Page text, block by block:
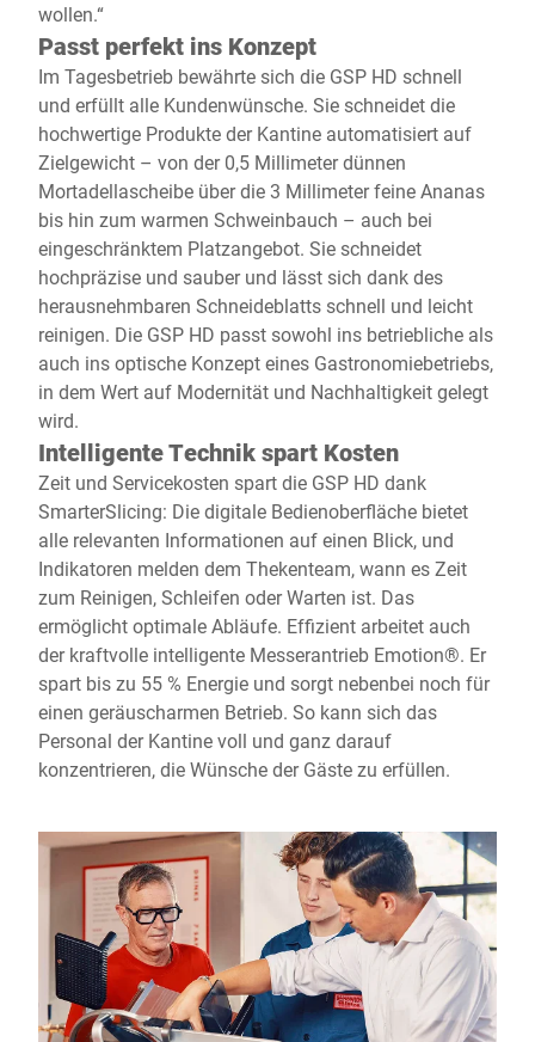
wollen.“
Passt perfekt ins Konzept
Im Tagesbetrieb bewährte sich die GSP HD schnell
und erfüllt alle Kundenwünsche. Sie schneidet die
hochwertige Produkte der Kantine automatisiert auf
Zielgewicht – von der 0,5 Millimeter dünnen
Mortadellascheibe über die 3 Millimeter feine Ananas
bis hin zum warmen Schweinbauch – auch bei
eingeschränktem Platzangebot. Sie schneidet
hochpräzise und sauber und lässt sich dank des
herausnehmbaren Schneideblatts schnell und leicht
reinigen. Die GSP HD passt sowohl ins betriebliche als
auch ins optische Konzept eines Gastronomiebetriebs,
in dem Wert auf Modernität und Nachhaltigkeit gelegt
wird.
Intelligente Technik spart Kosten
Zeit und Servicekosten spart die GSP HD dank
SmarterSlicing: Die digitale Bedienoberfläche bietet
alle relevanten Informationen auf einen Blick, und
Indikatoren melden dem Thekenteam, wann es Zeit
zum Reinigen, Schleifen oder Warten ist. Das
ermöglicht optimale Abläufe. Effizient arbeitet auch
der kraftvolle intelligente Messerantrieb Emotion®. Er
spart bis zu 55 % Energie und sorgt nebenbei noch für
einen geräuscharmen Betrieb. So kann sich das
Personal der Kantine voll und ganz darauf
konzentrieren, die Wünsche der Gäste zu erfüllen.